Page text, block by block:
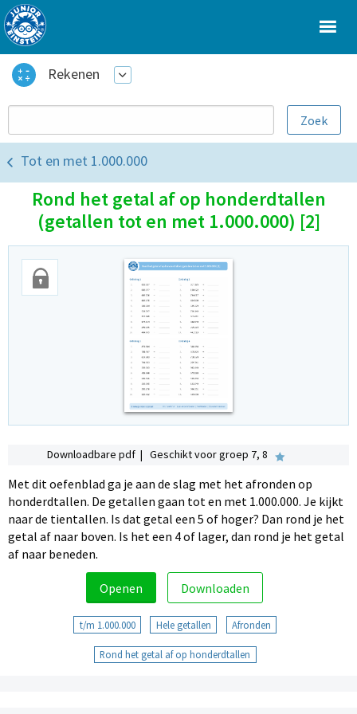
Rekenen
Tot en met 1.000.000
Rond het getal af op honderdtallen
(getallen tot en met 1.000.000) [2]
Downloadbare pdf | Geschikt voor groep 7, 8
Met dit oefenblad ga je aan de slag met het afronden op
honderdtallen. De getallen gaan tot en met 1.000.000. Je kijkt
naar de tientallen. Is dat getal een 5 of hoger? Dan rond je het
getal af naar boven. Is het een 4 of lager, dan rond je het getal
af naar beneden.
Openen Downloaden
t/m 1.000.000 Hele getallen Afronden
Rond het getal af op honderdtallen